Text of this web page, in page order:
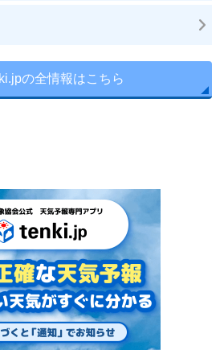
の全情報はこちら